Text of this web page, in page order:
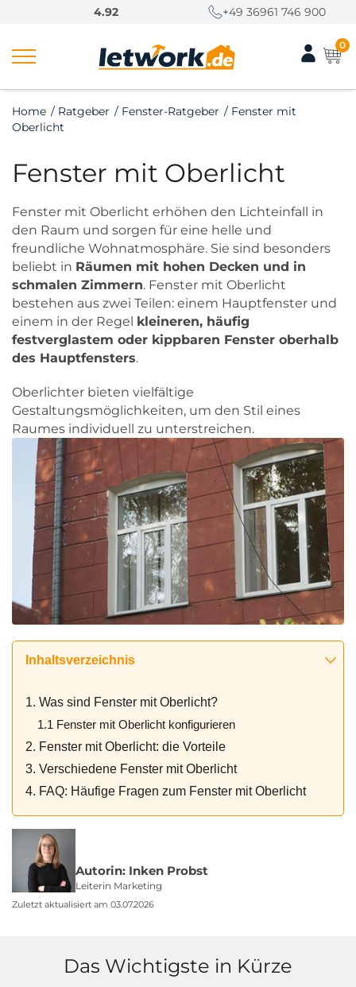
4.92 +49 36961 746 900
0
Home / Ratgeber / Fenster-Ratgeber / Fenster mit
Oberlicht
Fenster mit Oberlicht
Fenster mit Oberlicht erhöhen den Lichteinfall in
den Raum und sorgen für eine helle und
freundliche Wohnatmosphäre. Sie sind besonders
beliebt in Räumen mit hohen Decken und in
schmalen Zimmern. Fenster mit Oberlicht
bestehen aus zwei Teilen: einem Hauptfenster und
einem in der Regel kleineren, häufig
festverglastem oder kippbaren Fenster oberhalb
des Hauptfensters.
Oberlichter bieten vielfältige
Gestaltungsmöglichkeiten, um den Stil eines
Raumes individuell zu unterstreichen.
Inhaltsverzeichnis
1. Was sind Fenster mit Oberlicht?
1.1 Fenster mit Oberlicht konfigurieren
2. Fenster mit Oberlicht: die Vorteile
3. Verschiedene Fenster mit Oberlicht
4. FAQ: Häufige Fragen zum Fenster mit Oberlicht
Autorin: Inken Probst
Leiterin Marketing
Zuletzt aktualisiert am 03.07.2026
Das Wichtigste in Kürze